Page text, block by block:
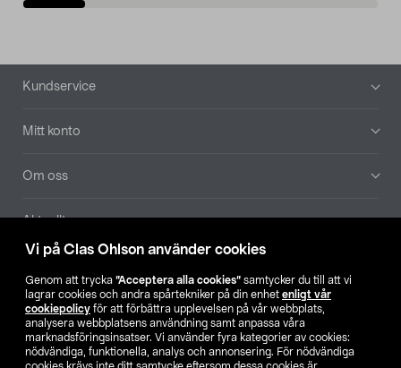
Vi på Clas Ohlson använder cookies
Genom att trycka ”Acceptera alla cookies” samtycker du till att vi
lagrar cookies och andra spårtekniker på din enhet enligt vår
cookiepolicy för att förbättra upplevelsen på vår webbplats,
analysera webbplatsens användning samt anpassa våra
marknadsföringsinsatser. Vi använder fyra kategorier av cookies:
nödvändiga, funktionella, analys och annonsering. För nödvändiga
Sidfot
Kundservice
Mitt konto
Om oss
Aktuellt
Hitta butik
SE NO FI